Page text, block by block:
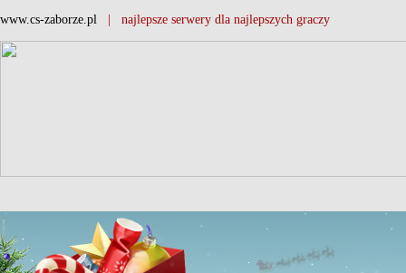
www.cs-zaborze.pl | najlepsze serwery dla najlepszych graczy